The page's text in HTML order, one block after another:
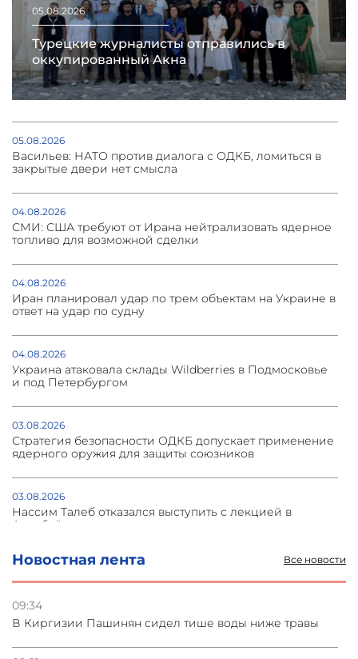
Новостная лента Все новости
09:34
В Киргизии Пашинян сидел тише воды ниже травы
05.08.2026
Турецкие журналисты отправились в
оккупированный Акна
05.08.2026
Васильев: НАТО против диалога с ОДКБ, ломиться в
закрытые двери нет смысла
04.08.2026
СМИ: США требуют от Ирана нейтрализовать ядерное
топливо для возможной сделки
04.08.2026
Иран планировал удар по трем объектам на Украине в
ответ на удар по судну
04.08.2026
Украина атаковала склады Wildberries в Подмосковье
и под Петербургом
03.08.2026
Стратегия безопасности ОДКБ допускает применение
ядерного оружия для защиты союзников
03.08.2026
Нассим Талеб отказался выступить с лекцией в
Азербайджане
31.07.2026
Сотрудничество и очереди – детали визита главы